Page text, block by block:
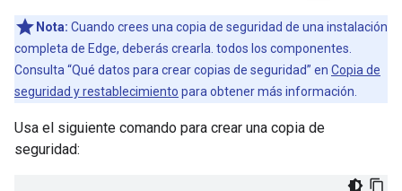
Nota: Cuando crees una copia de seguridad de una instalación
completa de Edge, deberás crearla. todos los componentes.
Consulta “Qué datos para crear copias de seguridad” en Copia de
seguridad y restablecimiento para obtener más información.
Usa el siguiente comando para crear una copia de
seguridad: